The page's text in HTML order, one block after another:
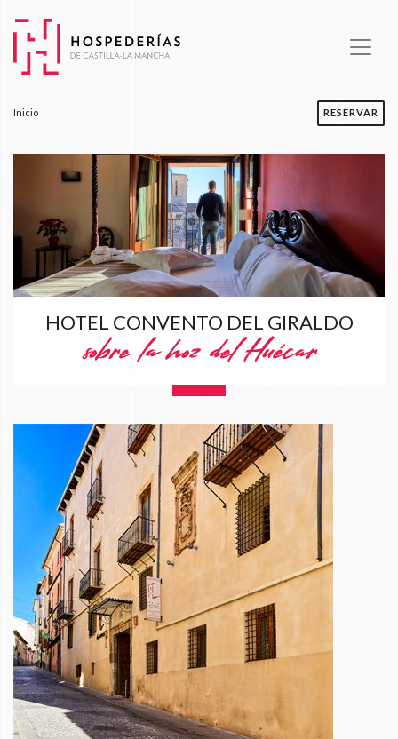
content
Inicio RESERVAR
HOTEL CONVENTO DEL GIRALDO
sobre la hoz del Huécar